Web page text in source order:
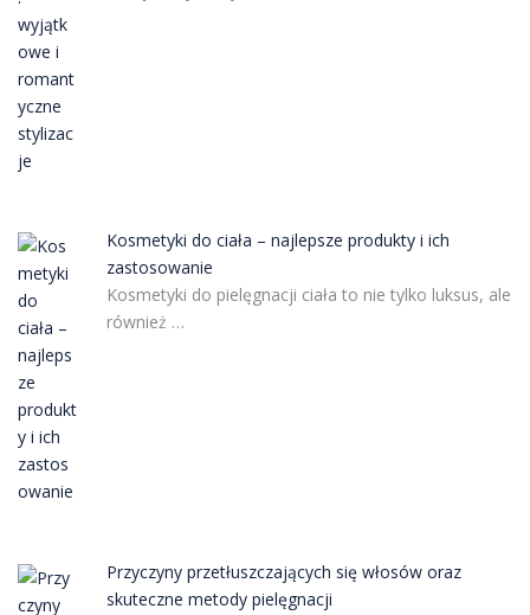
Kosmetyki do ciała – najlepsze produkty i ich
zastosowanie
Kosmetyki do pielęgnacji ciała to nie tylko luksus, ale
również …
Przyczyny przetłuszczających się włosów oraz
skuteczne metody pielęgnacji